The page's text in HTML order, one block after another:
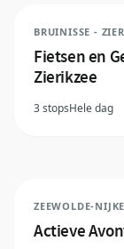
BRUINISSE -
Fietsen en
Zierikzee
3 stopsHele dag
ZEEWOLDE-
Actieve